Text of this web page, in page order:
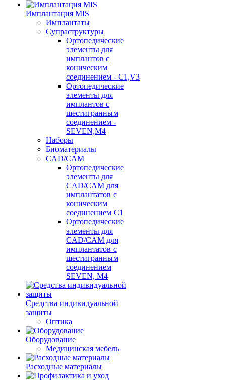
Имплантация MIS
Имплантаты
Супраструктуры
Ортопедические
элементы для
имплантов с
коническим
соединением - C1,V3
Ортопедические
элементы для
имплантов с
шестигранным
соединением -
SEVEN,M4
Наборы
Биоматериалы
CAD/CAM
Ортопедические
элементы для
CAD/CAM для
имплантатов с
коническим
соединением С1
Ортопедические
элементы для
CAD/CAM для
имплантатов с
шестигранным
соединением
SEVEN, М4
Средства индивидуальной
защиты
Оптика
Оборудование
Медицинская мебель
Расходные материалы